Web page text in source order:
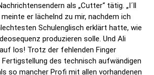
als „Cutter“ tätig. „I´ll
er lächelnd zu mir, nachdem ich
Schulenglisch erklärt hatte, wie
produzieren solle. Und Ali
los! Trotz der fehlenden Finger
des technisch aufwändigen
so mancher Profi mit allen vorhandenen